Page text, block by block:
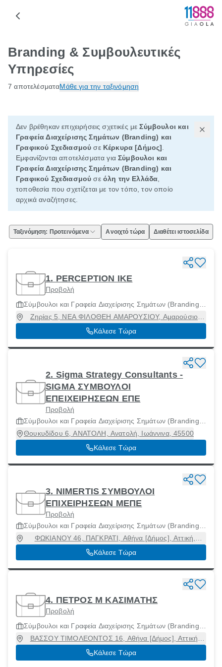
Branding & Συμβουλευτικές
Υπηρεσίες
7 αποτελέσματαΜάθε για την ταξινόμηση
Δεν βρέθηκαν επιχειρήσεις σχετικές μεΣύμβουλοι και
Γραφεία Διαχείρισης Σημάτων (Branding) και
Γραφικού Σχεδιασμού σε Κέρκυρα [Δήμος]
Εμφανίζονται αποτελέσματα γιαΣύμβουλοι και
Γραφεία Διαχείρισης Σημάτων (Branding) και
Γραφικού Σχεδιασμού σε όλη την Ελλάδα
τοποθεσία που σχετίζεται με τον τόπο, τον οποίο
αρχικά αναζήτησες.
Ταξινόμηση: Προτεινόμενα Ανοιχτό τώρα Διαθέτει ιστοσελίδα
1. PERCEPTION ΙΚΕ
Προβολή
Σύμβουλοι και Γραφεία Διαχείρισης Σημάτων (Branding)
και Γραφικού Σχεδιασμού
Ζηρίας 5, ΝΕΑ ΦΙΛΟΘΕΗ ΑΜΑΡΟΥΣΙΟΥ, Αμαρούσιο,
Αττική, 15123
Κάλεσε Τώρα
2. Sigma Strategy Consultants -
SIGMA ΣΥΜΒΟΥΛΟΙ
ΕΠΕΙΧΕΙΡΗΣΕΩΝ ΕΠΕ
Προβολή
Σύμβουλοι και Γραφεία Διαχείρισης Σημάτων (Branding)
και Γραφικού Σχεδιασμού
Θουκυδίδου 6, ΑΝΑΤΟΛΗ, Ανατολή, Ιωάννινα, 45500
Κάλεσε Τώρα
3. NIMERTIS ΣΥΜΒΟΥΛΟΙ
ΕΠΙΧΕΙΡΗΣΕΩΝ ΜΕΠΕ
Προβολή
Σύμβουλοι και Γραφεία Διαχείρισης Σημάτων (Branding)
και Γραφικού Σχεδιασμού
ΦΩΚΙΑΝΟΥ 46, ΠΑΓΚΡΑΤΙ, Αθήνα [Δήμος], Αττική,
11635
Κάλεσε Τώρα
4. ΠΕΤΡΟΣ Μ ΚΑΣΙΜΑΤΗΣ
Προβολή
Σύμβουλοι και Γραφεία Διαχείρισης Σημάτων (Branding)
και Γραφικού Σχεδιασμού
ΒΑΣΣΟΥ ΤΙΜΟΛΕΟΝΤΟΣ 16, Αθήνα [Δήμος], Αττική,
11521
Κάλεσε Τώρα